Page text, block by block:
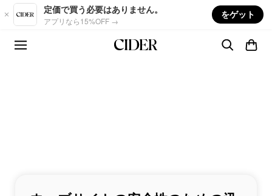
Skip to main content
定価で買う必要はありません。
アプリなら15%OFF →
をゲット